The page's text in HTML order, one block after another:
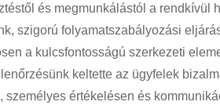
és megmunkálástól a
szigorú folyamatszabályozási
a kulcsfontosságú szerkezeti
keltette az ügyfelek
személyes értékelésen és